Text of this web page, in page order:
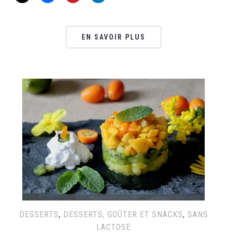
EN SAVOIR PLUS
DESSERTS, DESSERTS, GOÛTER ET SNACKS, SANS
LACTOSE